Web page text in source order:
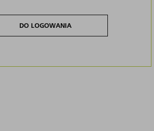
DO LOGOWANIA